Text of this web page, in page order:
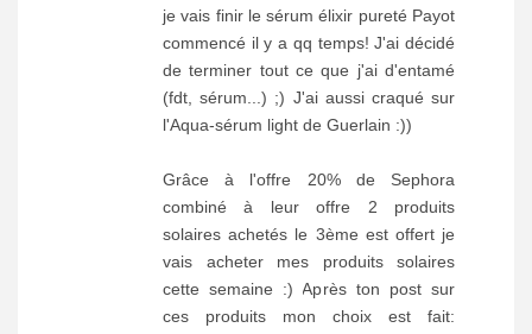
je vais finir le sérum élixir pureté Payot
commencé il y a qq temps! J'ai décidé
de terminer tout ce que j'ai d'entamé
(fdt, sérum...) ;) J'ai aussi craqué sur
l'Aqua-sérum light de Guerlain :))
Grâce à l'offre 20% de Sephora
combiné à leur offre 2 produits
solaires achetés le 3ème est offert je
vais acheter mes produits solaires
cette semaine :) Après ton post sur
ces produits mon choix est fait: